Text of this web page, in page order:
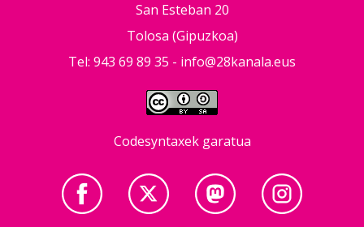
San Esteban 20
Tolosa (Gipuzkoa)
Tel: 943 69 89 35 - info@28kanala.eus
Codesyntaxek garatua